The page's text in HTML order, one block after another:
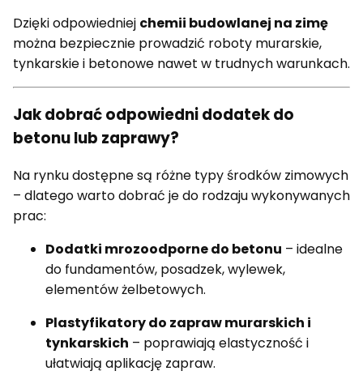
Dzięki odpowiedniej chemii budowlanej na zimę
można bezpiecznie prowadzić roboty murarskie,
tynkarskie i betonowe nawet w trudnych warunkach.
Jak dobrać odpowiedni dodatek do
betonu lub zaprawy?
Na rynku dostępne są różne typy środków zimowych
– dlatego warto dobrać je do rodzaju wykonywanych
prac:
Dodatki mrozoodporne do betonu – idealne
do fundamentów, posadzek, wylewek,
elementów żelbetowych.
Plastyfikatory do zapraw murarskich i
tynkarskich – poprawiają elastyczność i
ułatwiają aplikację zapraw.